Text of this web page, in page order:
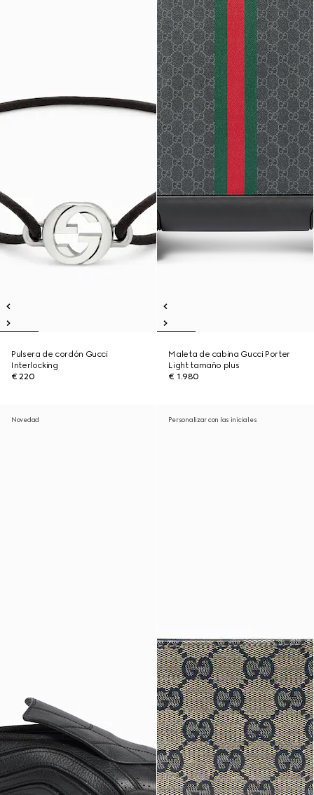
Pulsera de cordón Gucci
Interlocking
€ 220
Maleta de cabina Gucci Porter
Light tamaño plus
€ 1.980
Novedad Personalizar con las iniciales